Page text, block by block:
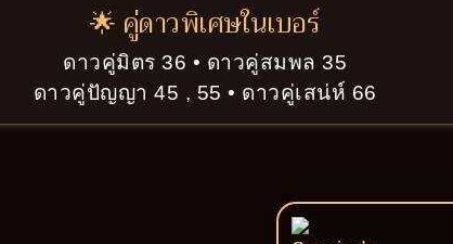
🌟 คู่ดาวพิเศษในเบอร์
ดาวคู่มิตร 36 • ดาวคู่สมพล 35
ดาวคู่ปัญญา 45 , 55 • ดาวคู่เสน่ห์ 66